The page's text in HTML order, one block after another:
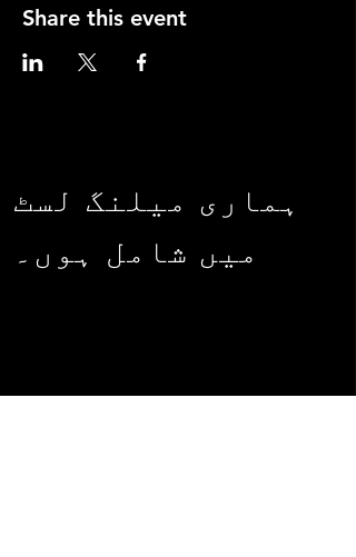
Share this event
ہماری میلنگ لسٹ
میں شامل ہوں۔